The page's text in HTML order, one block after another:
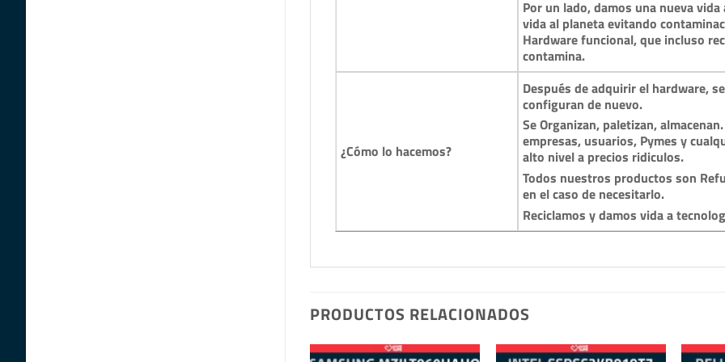
Por un lado, damos una nueva
vida al planeta evitando
Hardware funcional, que incluso
contamina.
¿Cómo lo hacemos?
Después de adquirir el hardware,
configuran de nuevo.
Se Organizan, paletizan,
empresas, usuarios, Pymes y
alto nivel a precios ridiculos.
Todos nuestros productos son
en el caso de necesitarlo.
Reciclamos y damos vida a
PRODUCTOS RELACIONADOS